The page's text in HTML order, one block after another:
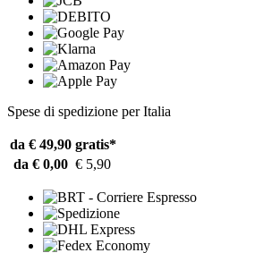
Spese di spedizione per Italia
da € 49,90 gratis*
da € 0,00 € 5,90